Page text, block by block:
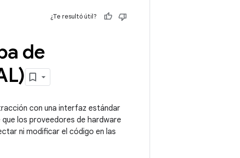
¿Te resultó útil?
de
con una interfaz estándar
los proveedores de hardware
ni modificar el código en las